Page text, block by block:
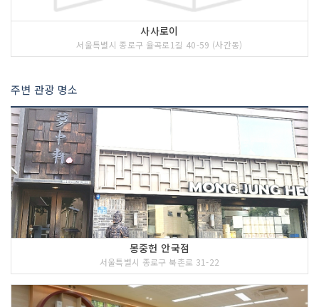
사사로이
서울특별시 종로구 율곡로1길 40-59 (사간동)
주변 관광 명소
몽중헌 안국점
서울특별시 종로구 북촌로 31-22